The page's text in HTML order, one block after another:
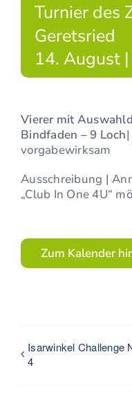
Turnier des
Geretsried
14. August
Vierer mit
Bindfaden – 9 Loch
vorgabewirksam
Ausschreibung |
„Club In One 4U“
Zum Kalender
Isarwinkel Challenge
4